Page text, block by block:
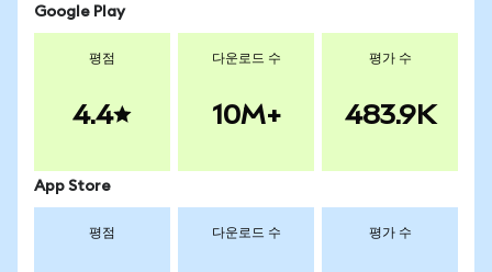
Google Play
평점
4.4
다운로드 수
10M+
평가 수
483.9K
App Store
평점 다운로드 수 평가 수